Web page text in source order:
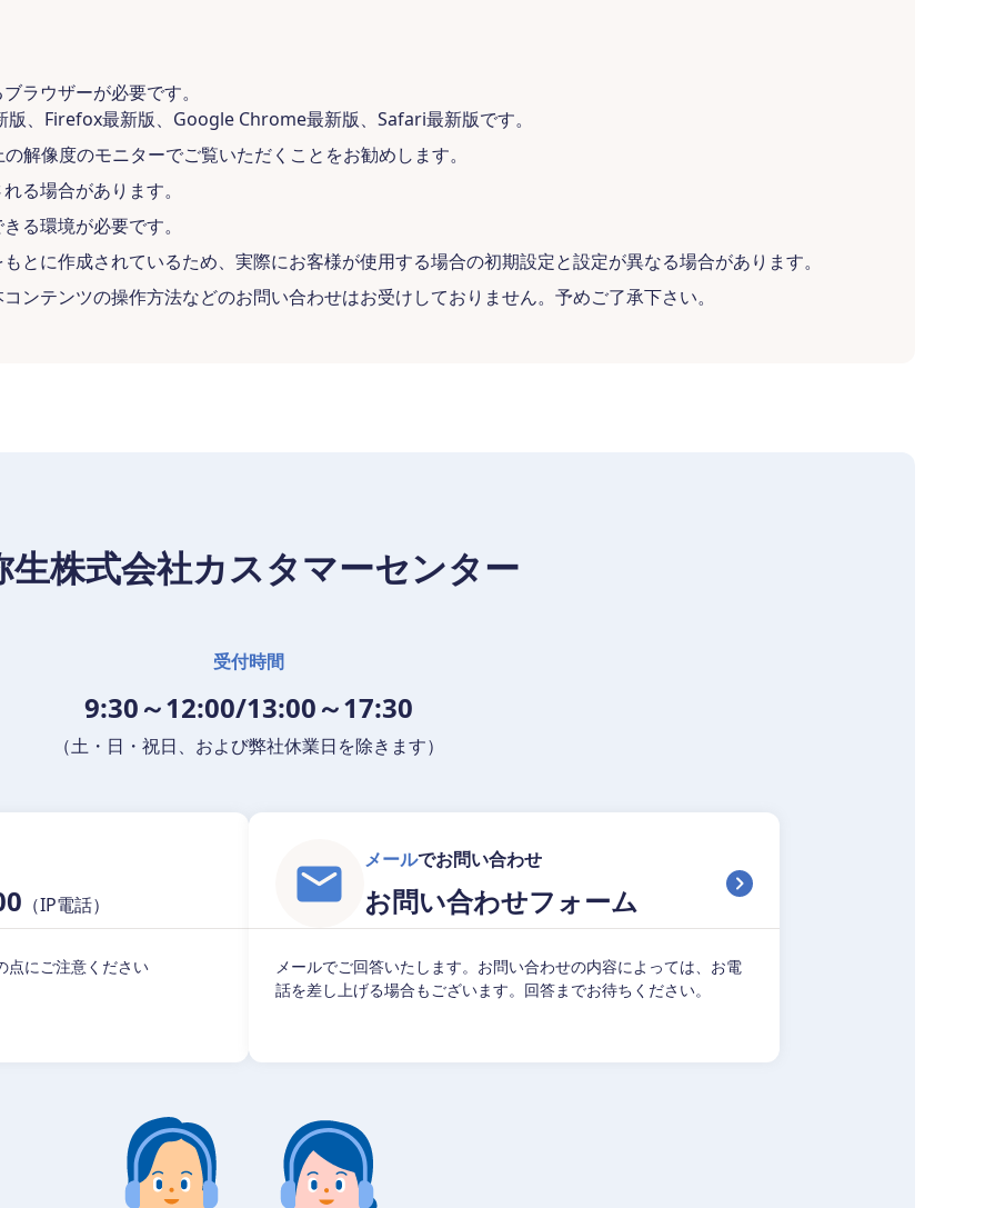
ラウザーが必要です。
、Firefox最新版、Google Chrome最新版、Safari最新版です。
解像度のモニターでご覧いただくことをお勧めします。
る場合があります。
る環境が必要です。
とに作成されているため、実際にお客様が使用する場合の初期設定と設定が異なる場合があります。
ンテンツの操作方法などのお問い合わせはお受けしておりません。予めご了承下さい。
生株式会社カスタマーセンター
受付時間
9:30～12:00/13:00～17:30
（土・日・祝日、および弊社休業日を除きます）
（IP電話）
点にご注意ください
メールでお問い合わせ
お問い合わせフォーム
メールでご回答いたします。お問い合わせの内容によっては、お電
話を差し上げる場合もございます。回答までお待ちください。